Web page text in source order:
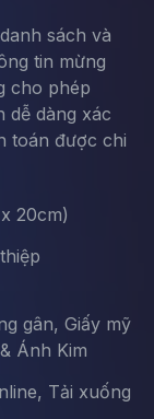
sách và
tin mừng
cho phép
dễ dàng xác
toán được chi
20cm)
gân, Giấy mỹ
Ánh Kim
Tải xuống